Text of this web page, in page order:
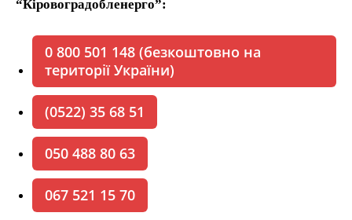
“Кіровоградобленерго”:
0 800 501 148 (безкоштовно на
території України)
(0522) 35 68 51
050 488 80 63
067 521 15 70